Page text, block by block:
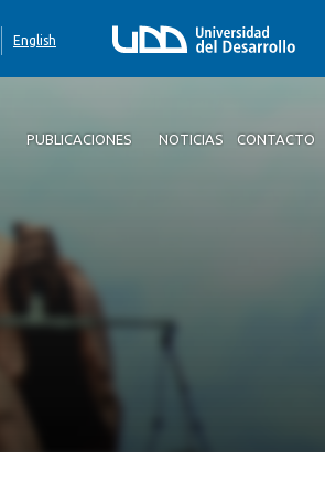
English
PUBLICACIONES NOTICIAS CONTACTO